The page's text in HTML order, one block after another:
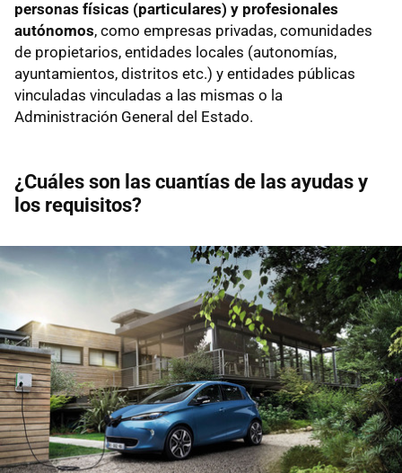
personas físicas (particulares) y profesionales
autónomos, como empresas privadas, comunidades
de propietarios, entidades locales (autonomías,
ayuntamientos, distritos etc.) y entidades públicas
vinculadas vinculadas a las mismas o la
Administración General del Estado.
¿Cuáles son las cuantías de las ayudas y
los requisitos?